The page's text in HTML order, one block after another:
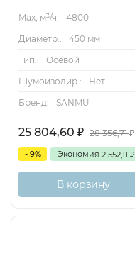
Max, м³/ч:
4800
Диаметр.:
450 мм
Тип.:
Осевой
Шумоизолир.:
Нет
Бренд:
SANMU
25 804,60 ₽ 28 356,71₽
- 9% Экономия 2 552,11 ₽
В корзину